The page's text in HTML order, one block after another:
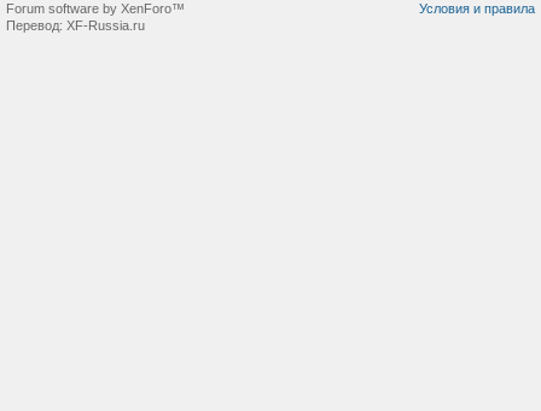
Условия и правила
Forum software by XenForo™
Перевод: XF-Russia.ru